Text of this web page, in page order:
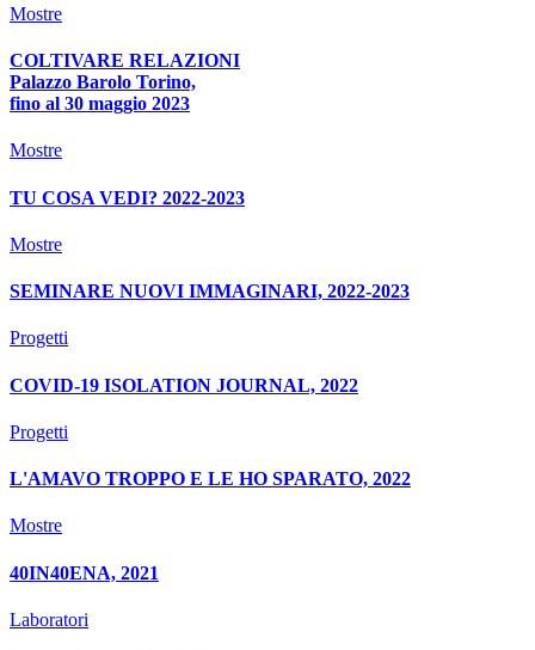
Mostre
COLTIVARE RELAZIONI
Palazzo Barolo Torino,
fino al 30 maggio 2023
Mostre
TU COSA VEDI? 2022-2023
Mostre
SEMINARE NUOVI IMMAGINARI, 2022-2023
Progetti
COVID-19 ISOLATION JOURNAL, 2022
Progetti
L'AMAVO TROPPO E LE HO SPARATO, 2022
Mostre
40IN40ENA, 2021
Laboratori